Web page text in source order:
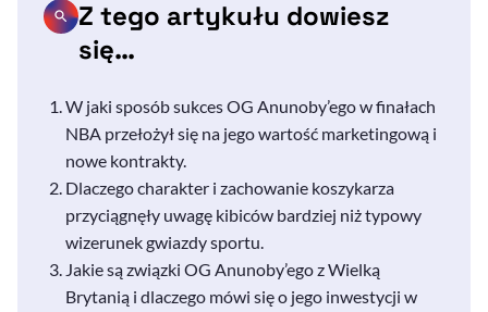
Z tego artykułu dowiesz
się…
W jaki sposób sukces OG Anunoby’ego w finałach
NBA przełożył się na jego wartość marketingową i
nowe kontrakty.
Dlaczego charakter i zachowanie koszykarza
przyciągnęły uwagę kibiców bardziej niż typowy
wizerunek gwiazdy sportu.
Jakie są związki OG Anunoby’ego z Wielką
Brytanią i dlaczego mówi się o jego inwestycji w